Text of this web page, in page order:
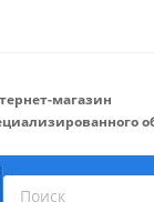
магазин